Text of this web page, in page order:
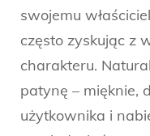
swojemu
często zyskując z
charakteru.
patynę – mięknie,
użytkownika i